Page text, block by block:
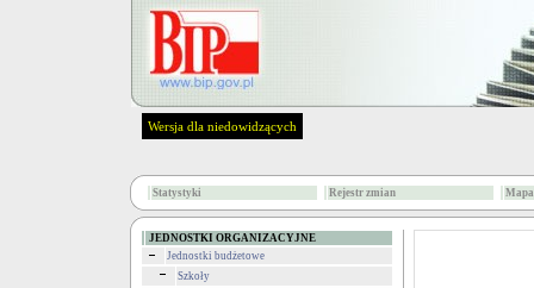
Wersja dla niedowidzących
Statystyki Rejestr zmian
JEDNOSTKI ORGANIZACYJNE
Jednostki budżetowe
Szkoły